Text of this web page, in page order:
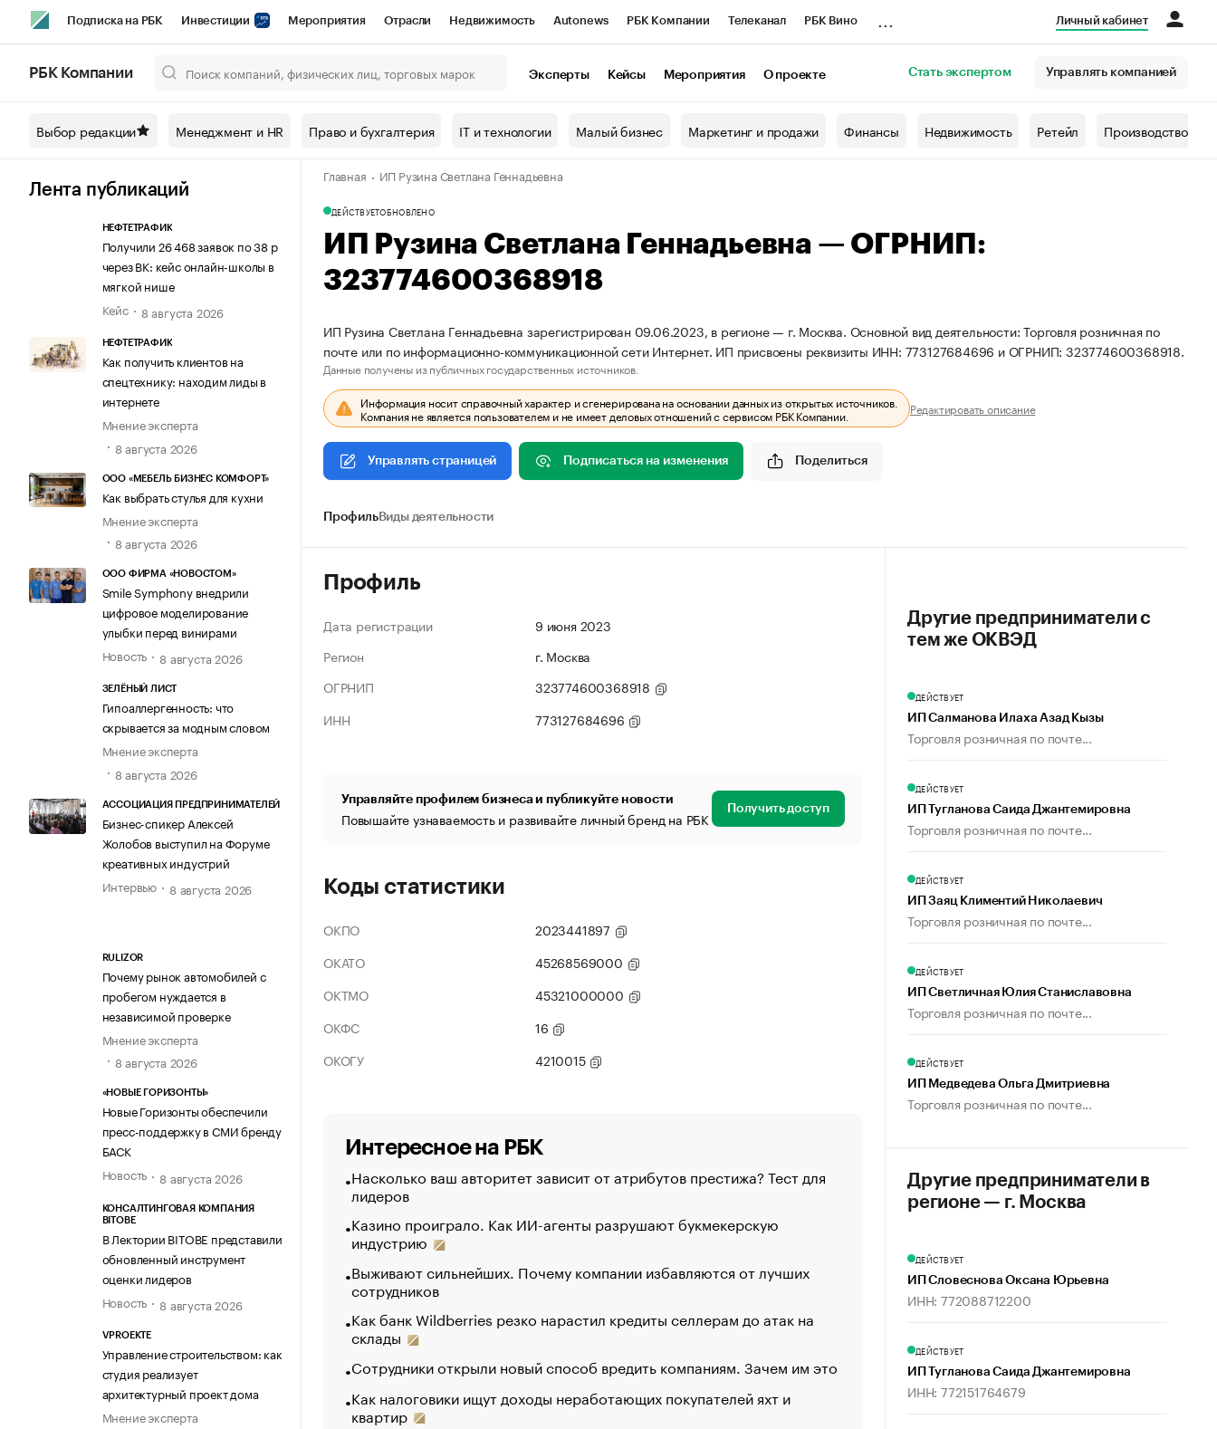
Подписка на РБК Инвестиции Мероприятия Отрасли Недвижимость Autonews РБК Компании Телеканал РБК Вино
Спецпроекты СПб Конференции СПб Спецпроекты Проверка контрагентов
Технологии и медиа Рынок наличной валюты
Личный кабинет
РБК Компании Эксперты Кейсы Мероприятия О проекте Стать экспертом Управлять компанией
Выбор редакции Менеджмент и HR Право и бухгалтерия IT и технологии Малый бизнес Маркетинг и продажи Финансы Недвижимость Ретейл Производство
Лента публикаций
НЕФТЕТРАФИК
Получили 26 468 заявок по 38 р
через ВК: кейс онлайн-школы в
мягкой нише
Кейс
8 августа 2026
НЕФТЕТРАФИК
Как получить клиентов на
спецтехнику: находим лиды в
интернете
Мнение эксперта
8 августа 2026
ООО «МЕБЕЛЬ БИЗНЕС КОМФОРТ»
Как выбрать стулья для кухни
Мнение эксперта
8 августа 2026
ООО ФИРМА «НОВОСТОМ»
Smile Symphony внедрили
цифровое моделирование
улыбки перед винирами
Новость
8 августа 2026
ЗЕЛЁНЫЙ ЛИСТ
Гипоаллергенность: что
скрывается за модным словом
Мнение эксперта
8 августа 2026
АССОЦИАЦИЯ ПРЕДПРИНИМАТЕЛЕЙ
Бизнес-спикер Алексей
Жолобов выступил на Форуме
креативных индустрий
Интервью
8 августа 2026
RULIZOR
Почему рынок автомобилей с
пробегом нуждается в
независимой проверке
Мнение эксперта
8 августа 2026
«НОВЫЕ ГОРИЗОНТЫ»
Новые Горизонты обеспечили
пресс-поддержку в СМИ бренду
БАСК
Новость
8 августа 2026
КОНСАЛТИНГОВАЯ КОМПАНИЯ
BITOBE
В Лектории BITOBE представили
обновленный инструмент
оценки лидеров
Новость
8 августа 2026
VPROEKTE
Управление строительством: как
студия реализует
архитектурный проект дома
Мнение эксперта
Главная ИП Рузина Светлана Геннадьевна
ДЕЙСТВУЕТОБНОВЛЕНО
ИП Рузина Светлана Геннадьевна — ОГРНИП:
323774600368918
ИП Рузина Светлана Геннадьевна зарегистрирован 09.06.2023, в регионе — г. Москва. Основной вид деятельности: Торговля розничная по
почте или по информационно-коммуникационной сети Интернет. ИП присвоены реквизиты ИНН: 773127684696 и ОГРНИП: 323774600368918.
Данные получены из публичных государственных источников.
Информация носит справочный характер и сгенерирована на основании данных из открытых источников.
Компания не является пользователем и не имеет деловых отношений с сервисом РБК Компании. Редактировать описание
Управлять страницей Подписаться на изменения Поделиться
ПрофильВиды деятельности
Профиль
Дата регистрации
9 июня 2023
Регион
г. Москва
ОГРНИП
323774600368918
ИНН
773127684696
Управляйте профилем бизнеса и публикуйте новости
Повышайте узнаваемость и развивайте личный бренд на РБК Получить доступ
Коды статистики
ОКПО
2023441897
ОКАТО
45268569000
ОКТМО
45321000000
ОКФС
16
ОКОГУ
4210015
Интересное на РБК
Насколько ваш авторитет зависит от атрибутов престижа? Тест для
лидеров
Казино проиграло. Как ИИ-агенты разрушают букмекерскую
индустрию
Выживают сильнейших. Почему компании избавляются от лучших
сотрудников
Как банк Wildberries резко нарастил кредиты селлерам до атак на
склады
Сотрудники открыли новый способ вредить компаниям. Зачем им это
Как налоговики ищут доходы неработающих покупателей яхт и
квартир
«От спорта тело стареет иначе». Как живет глава
создавшей GTA
Функции менеджмента: пять ключевых основ
управления
Стресс обеспеченных людей: почему рост доходов
Другие предприниматели с
тем же ОКВЭД
ДЕЙСТВУЕТ
ИП Салманова Илаха Азад Кызы
Торговля розничная по почте...
ДЕЙСТВУЕТ
ИП Тугланова Саида Джантемировна
Торговля розничная по почте...
ДЕЙСТВУЕТ
ИП Заяц Климентий Николаевич
Торговля розничная по почте...
ДЕЙСТВУЕТ
ИП Светличная Юлия Станиславовна
Торговля розничная по почте...
ДЕЙСТВУЕТ
ИП Медведева Ольга Дмитриевна
Торговля розничная по почте...
Другие предприниматели в
регионе — г. Москва
ДЕЙСТВУЕТ
ИП Словеснова Оксана Юрьевна
ИНН: 772088712200
ДЕЙСТВУЕТ
ИП Тугланова Саида Джантемировна
ИНН: 772151764679